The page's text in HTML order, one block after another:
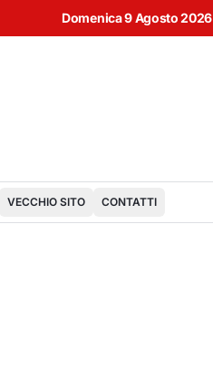
Domenica 9 Agosto 2026
VECCHIO SITO CONTATTI